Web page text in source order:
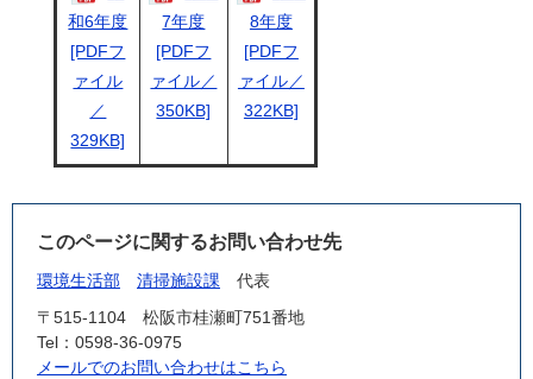
和6年度
[PDFフ
ァイル
／
329KB]
7年度
[PDFフ
ァイル／
350KB]
8年度
[PDFフ
ァイル／
322KB]
このページに関するお問い合わせ先
環境生活部 清掃施設課
代表
〒515-1104
松阪市桂瀬町751番地
Tel：0598-36-0975
メールでのお問い合わせはこちら